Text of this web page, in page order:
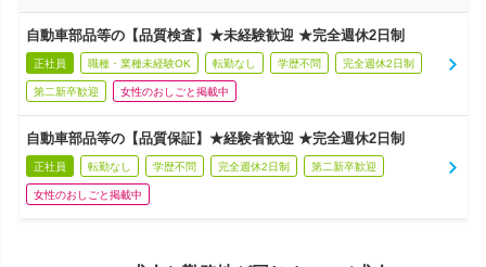
自動車部品等の【品質検査】★未経験歓迎 ★完全週休2日制
正社員 職種・業種未経験OK 転勤なし 学歴不問 完全週休2日制
第二新卒歓迎 女性のおしごと掲載中
自動車部品等の【品質保証】★経験者歓迎 ★完全週休2日制
正社員 転勤なし 学歴不問 完全週休2日制 第二新卒歓迎
女性のおしごと掲載中